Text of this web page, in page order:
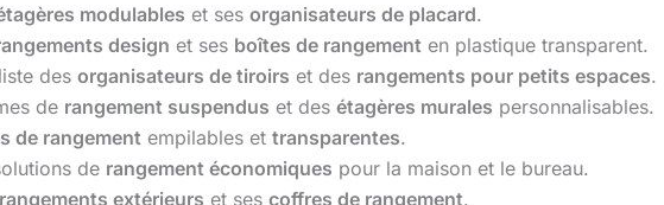
modulables et ses organisateurs de placard.
design et ses boîtes de rangement en plastique transparent.
des organisateurs de tiroirs et des rangements pour petits espaces.
de rangement suspendus et des étagères murales personnalisables.
de rangement empilables et transparentes.
de rangement économiques pour la maison et le bureau.
rangements extérieurs et ses coffres de rangement.